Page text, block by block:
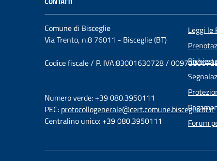
Comune di Bisceglie
Via Trento, n.8 76011 - Bisceglie (BT)
Codice fiscale / P. IVA:83001630728 /
Numero verde: +39 080.3950111
PEC: protocollogenerale@cert.comune.bisceglie.bt.it
Centralino unico: +39 080.3950111
Leggi le
Forum